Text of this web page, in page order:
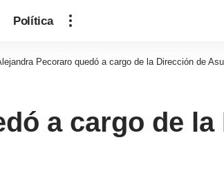
Política
Pecoraro quedó a cargo de la Dirección de
a cargo de